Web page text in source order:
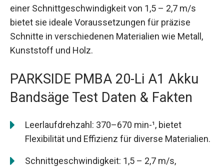
einer Schnittgeschwindigkeit von 1,5 – 2,7 m/s
bietet sie ideale Voraussetzungen für präzise
Schnitte in verschiedenen Materialien wie Metall,
Kunststoff und Holz.
PARKSIDE PMBA 20-Li A1 Akku
Bandsäge Test Daten & Fakten
Leerlaufdrehzahl: 370–670 min-¹, bietet
Flexibilität und Effizienz für diverse Materialien.
Schnittgeschwindigkeit: 1,5 – 2,7 m/s,